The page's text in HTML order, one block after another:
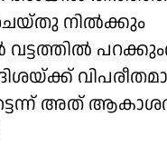
നില്‍ക്കും
അത്